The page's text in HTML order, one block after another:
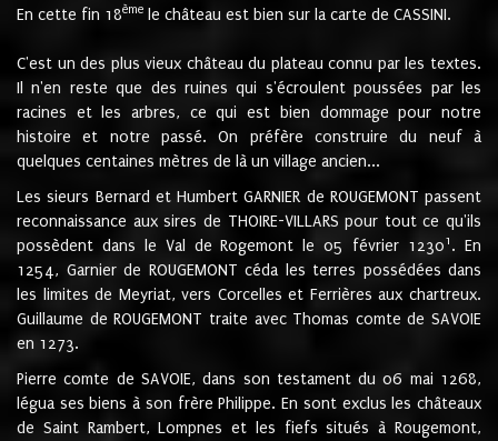
En cette fin 18ème le château est bien sur la carte de CASSINI.
C'est un des plus vieux château du plateau connu par les textes.
Il n'en reste que des ruines qui s'écroulent poussées par les
racines et les arbres, ce qui est bien dommage pour notre
histoire et notre passé. On préfère construire du neuf à
quelques centaines mètres de là un village ancien...
Les sieurs Bernard et Humbert GARNIER de ROUGEMONT passent
reconnaissance aux sires de THOIRE-VILLARS pour tout ce qu'ils
possèdent dans le Val de Rogemont le 05 février 12301 . En
1254, Garnier de ROUGEMONT céda les terres possédées dans
les limites de Meyriat, vers Corcelles et Ferrières aux chartreux.
Guillaume de ROUGEMONT traite avec Thomas comte de SAVOIE
en 1273.
Pierre comte de SAVOIE, dans son testament du 06 mai 1268,
légua ses biens à son frère Philippe. En sont exclus les châteaux
de Saint Rambert, Lompnes et les fiefs situés à Rougemont,